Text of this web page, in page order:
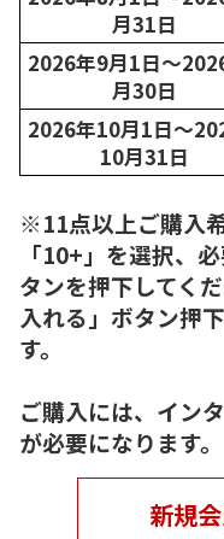
月31日
2026年9月1日～
月30日
2026年10月1日～
10月31日
※11点以上ご購入
「10+」を選択、
タンを押下してく
入れる」ボタン押
す。
ご購入には、イン
が必要になります。
新規